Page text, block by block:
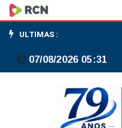
CCJ
adia
novamente
análise
ULTIMAS :
07/08/2026 05:31